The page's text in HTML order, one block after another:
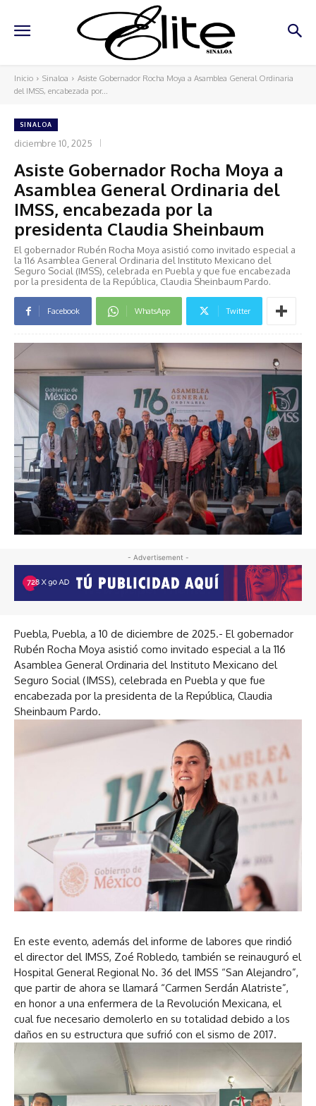
Inicio Sinaloa
Asiste Gobernador Rocha Moya a Asamblea General Ordinaria
del IMSS, encabezada por...
SINALOA
diciembre 10, 2025
Asiste Gobernador Rocha Moya a
Asamblea General Ordinaria del
IMSS, encabezada por la
presidenta Claudia Sheinbaum
El gobernador Rubén Rocha Moya asistió como invitado especial a
la 116 Asamblea General Ordinaria del Instituto Mexicano del
Seguro Social (IMSS), celebrada en Puebla y que fue encabezada
por la presidenta de la República, Claudia Sheinbaum Pardo.
Facebook WhatsApp Twitter
- Advertisement -
Puebla, Puebla, a 10 de diciembre de 2025.- El gobernador
Rubén Rocha Moya asistió como invitado especial a la 116
Asamblea General Ordinaria del Instituto Mexicano del
Seguro Social (IMSS), celebrada en Puebla y que fue
encabezada por la presidenta de la República, Claudia
Sheinbaum Pardo.
En este evento, además del informe de labores que rindió
el director del IMSS, Zoé Robledo, también se reinauguró el
Hospital General Regional No. 36 del IMSS “San Alejandro”,
que partir de ahora se llamará “Carmen Serdán Alatriste”,
en honor a una enfermera de la Revolución Mexicana, el
cual fue necesario demolerlo en su totalidad debido a los
daños en su estructura que sufrió con el sismo de 2017.